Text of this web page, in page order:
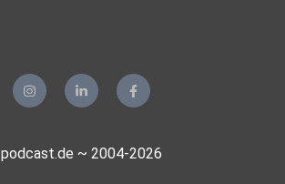
podcast.de ~ 2004-2026